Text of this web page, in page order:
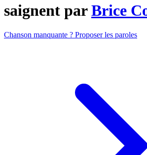
saignent parBrice
Chanson manquante ? Proposer les paroles